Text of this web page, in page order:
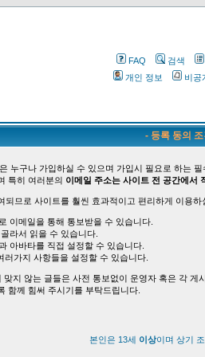
FAQ 검색
개인 정보
비공
- 등록 동의 조
누구나 가입하실 수 있으며 가입시 필요로 하는
특히 여러분의 이메일 주소는 사이트 전 공간에서
므로 사이트를 훨씬 효과적이고 편리하게 이용하
이메일을 통해 통보받을 수 있습니다.
라서 읽을 수 있습니다.
아바타를 직접 설정할 수 있습니다.
가지 사항들을 설정할 수 있습니다.
지 않는 글들은 사전 통보없이 운영자 혹은 각
함께 힘써 주시기를 부탁드립니다.
본인은 13세 이상이며 상기